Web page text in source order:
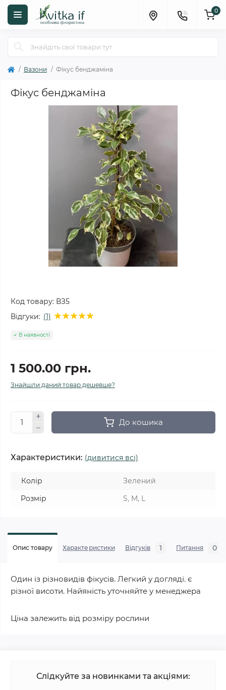
0
Вазони Фікус бенджаміна
Фікус бенджаміна
Код товару: ВЗ5
Відгуки: (1)
В наявності
1 500.00 грн.
Знайшли даний товар дешевше?
До кошика
Характеристики: (дивитися всі)
Колір
Зелений
Розмір
S, M, L
Опис товару Характеристики Відгуків 1 Питання 0
Один із різновидів фікусів. Легкий у догляді. є
різної висоти. Найяність уточняйте у менеджера
Ціна залежить від розміру рослини
Слідкуйте за новинками та акціями: